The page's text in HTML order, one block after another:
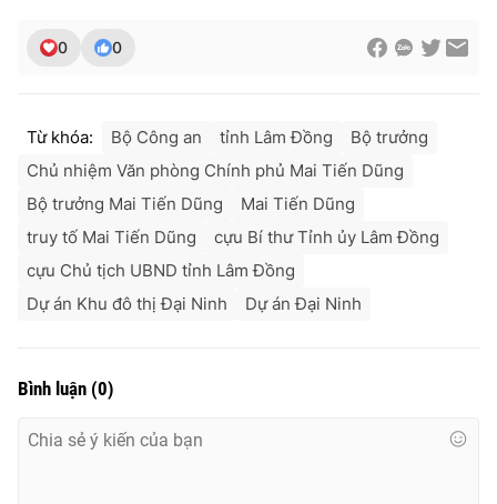
0 0
Từ khóa: Bộ Công an tỉnh Lâm Đồng
Bộ trưởng
Chủ nhiệm Văn phòng Chính phủ Mai Tiến Dũng
Bộ trưởng Mai Tiến Dũng
Mai Tiến Dũng
truy tố Mai Tiến Dũng
cựu Bí thư Tỉnh ủy Lâm Đồng
cựu Chủ tịch UBND tỉnh Lâm Đồng
Dự án Khu đô thị Đại Ninh
Dự án Đại Ninh
Bình luận (0)